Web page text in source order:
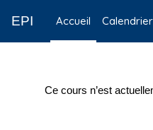
EPI Accueil Calendrier
Ce cours n’est